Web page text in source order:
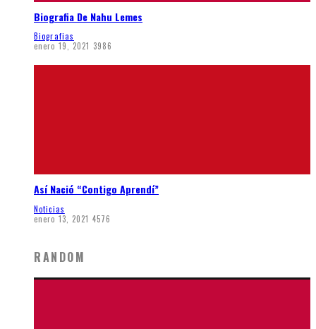
Biografia De Nahu Lemes
Biografias
enero 19, 2021 3986
Así Nació “Contigo Aprendí”
Noticias
enero 13, 2021 4576
RANDOM